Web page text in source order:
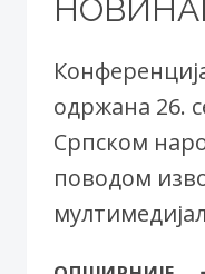
одржана 26.
Српском
поводом